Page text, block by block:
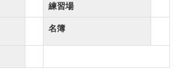
練習場
名簿